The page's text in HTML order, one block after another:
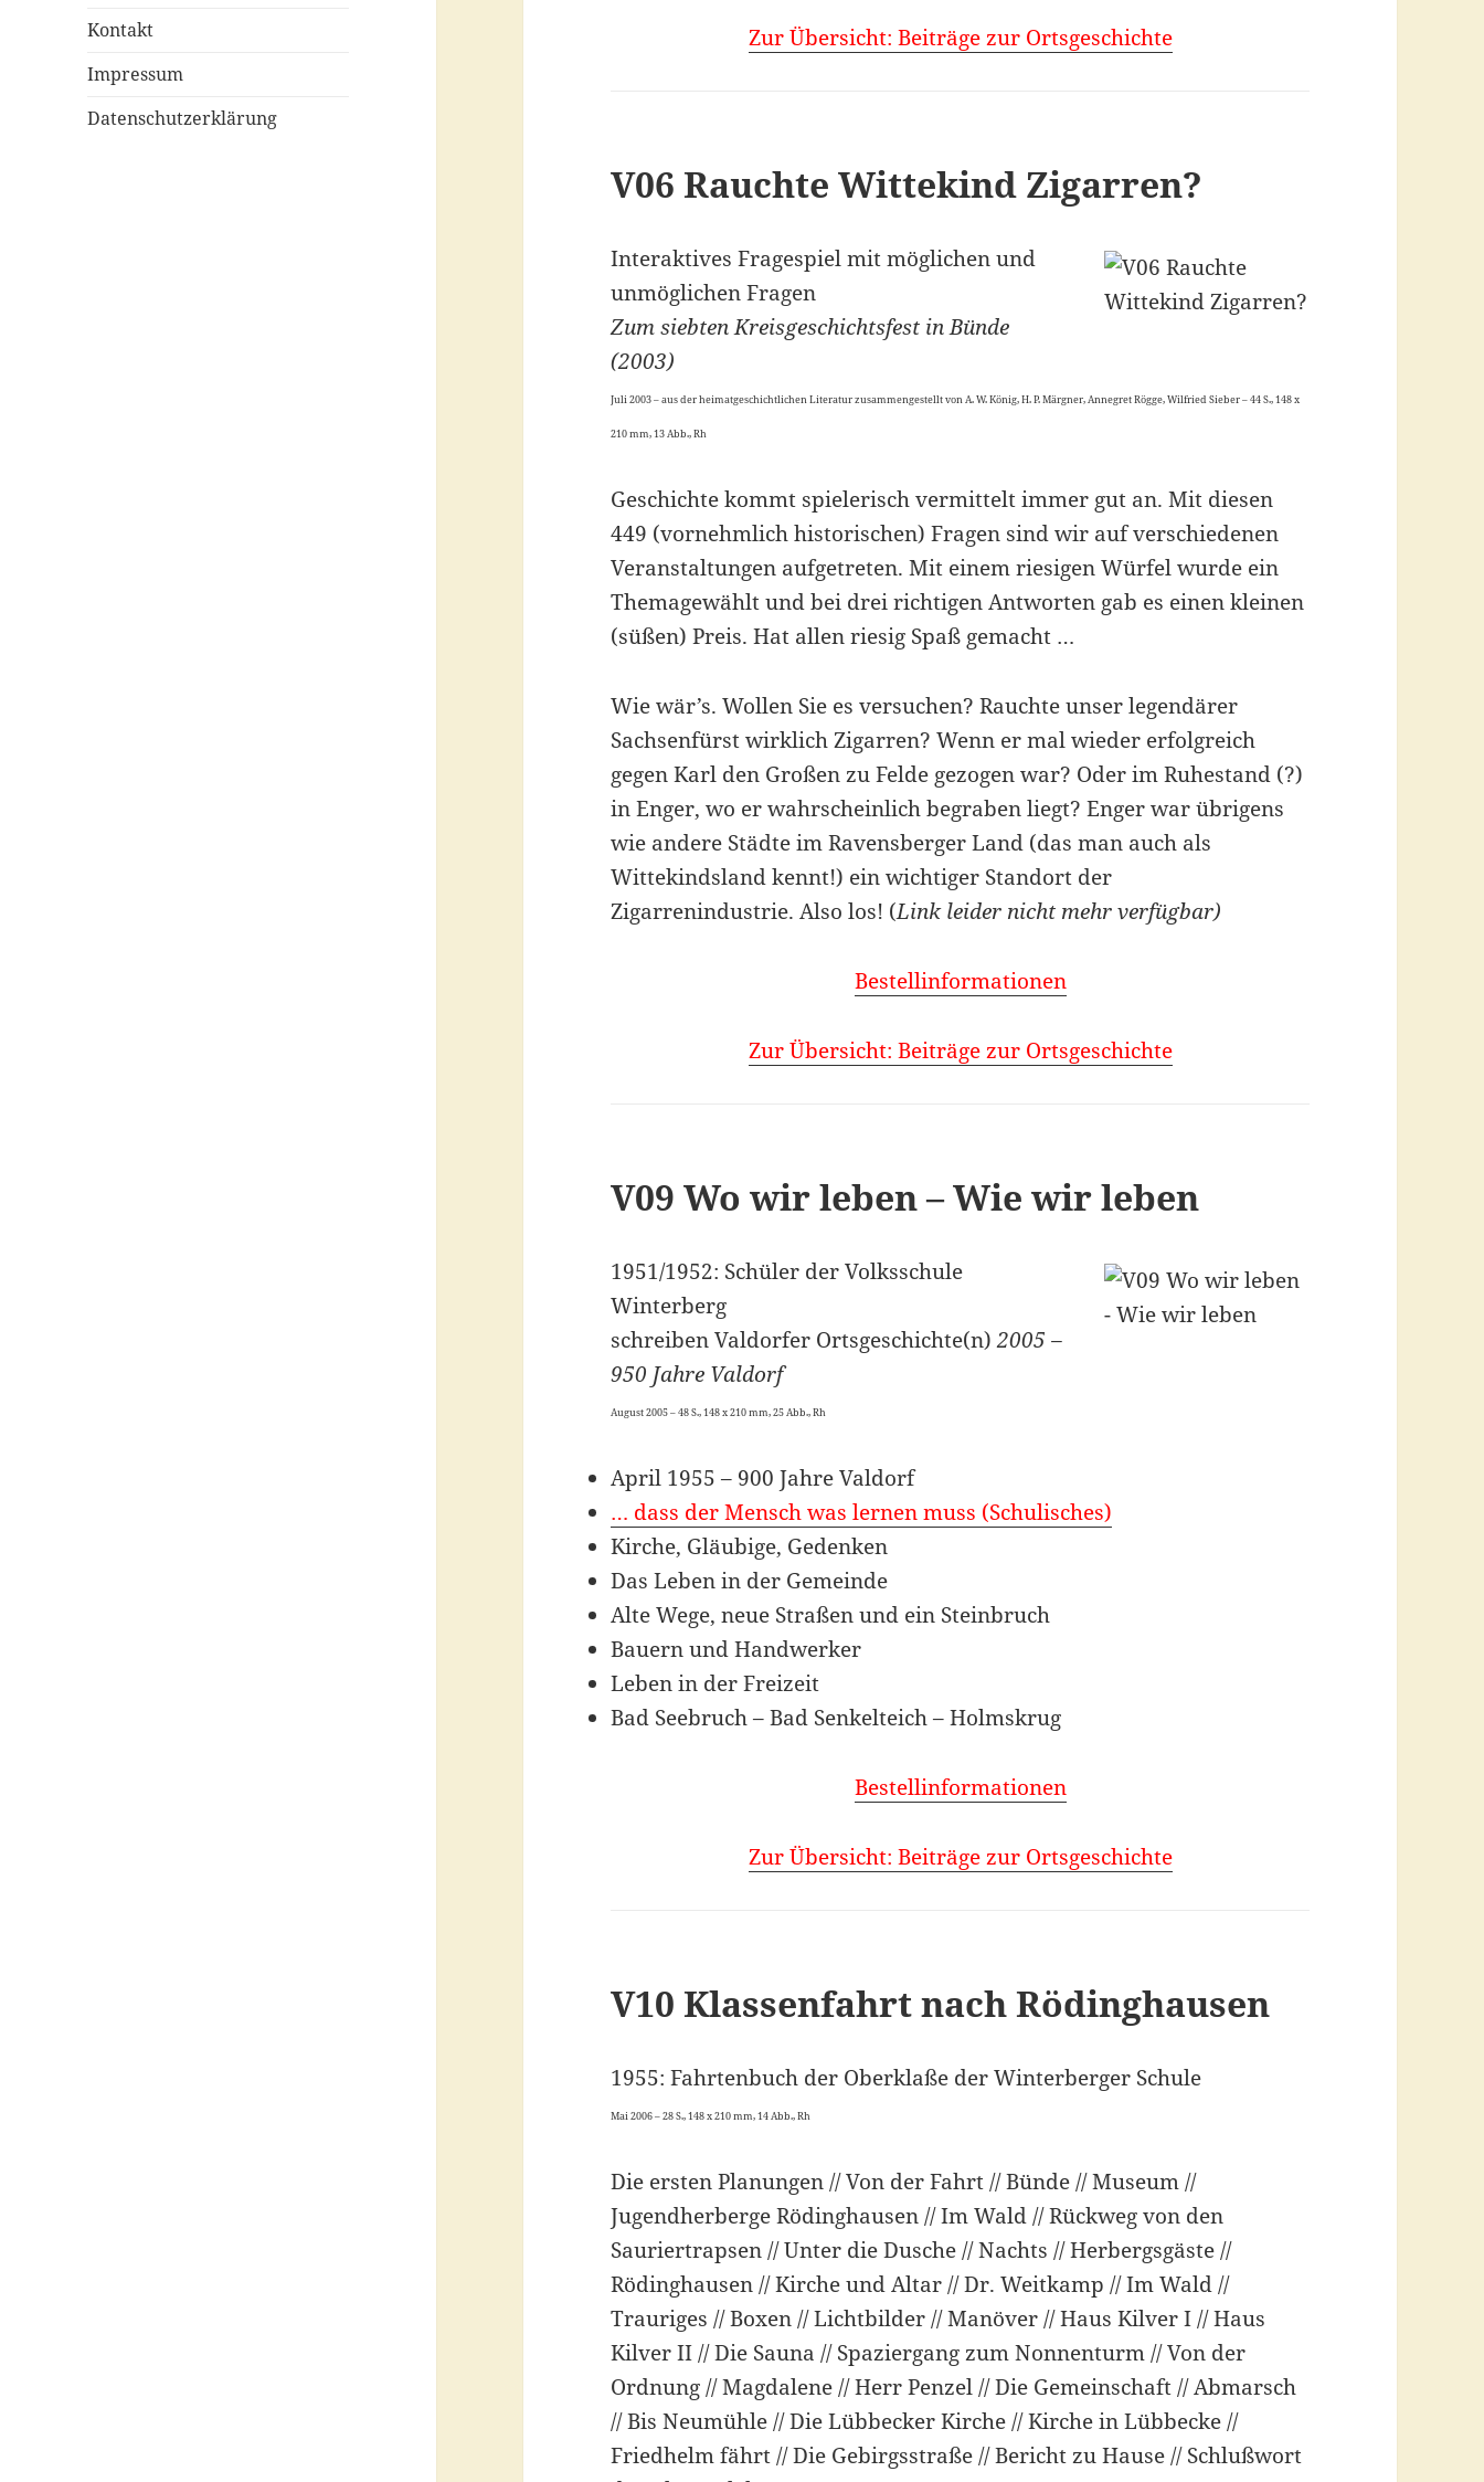
Kontakt
Impressum
Datenschutzerklärung
Zur Übersicht: Beiträge zur Ortsgeschichte
V06 Rauchte Wittekind Zigarren?
Interaktives Fragespiel mit möglichen und
unmöglichen Fragen
Zum siebten Kreisgeschichtsfest in Bünde
(2003)
Juli 2003 – aus der heimatgeschichtlichen Literatur zusammengestellt von A. W. König, H. P. Märgner, Annegret Rögge, Wilfried Sieber – 44 S., 148 x
210 mm, 13 Abb., Rh
Geschichte kommt spielerisch vermittelt immer gut an. Mit diesen
449 (vornehmlich historischen) Fragen sind wir auf verschiedenen
Veranstaltungen aufgetreten. Mit einem riesigen Würfel wurde ein
Themagewählt und bei drei richtigen Antworten gab es einen kleinen
(süßen) Preis. Hat allen riesig Spaß gemacht …
Wie wär’s. Wollen Sie es versuchen? Rauchte unser legendärer
Sachsenfürst wirklich Zigarren? Wenn er mal wieder erfolgreich
gegen Karl den Großen zu Felde gezogen war? Oder im Ruhestand (?)
in Enger, wo er wahrscheinlich begraben liegt? Enger war übrigens
wie andere Städte im Ravensberger Land (das man auch als
Wittekindsland kennt!) ein wichtiger Standort der
Zigarrenindustrie. Also los! (Link leider nicht mehr verfügbar)
Bestellinformationen
Zur Übersicht: Beiträge zur Ortsgeschichte
V09 Wo wir leben – Wie wir leben
1951/1952: Schüler der Volksschule
Winterberg
schreiben Valdorfer Ortsgeschichte(n)2005 –
950 Jahre Valdorf
August 2005 – 48 S., 148 x 210 mm, 25 Abb., Rh
April 1955 – 900 Jahre Valdorf
… dass der Mensch was lernen muss (Schulisches)
Kirche, Gläubige, Gedenken
Das Leben in der Gemeinde
Alte Wege, neue Straßen und ein Steinbruch
Bauern und Handwerker
Leben in der Freizeit
Bad Seebruch – Bad Senkelteich – Holmskrug
Bestellinformationen
Zur Übersicht: Beiträge zur Ortsgeschichte
V10 Klassenfahrt nach Rödinghausen
1955: Fahrtenbuch der Oberklaße der Winterberger Schule
Mai 2006 – 28 S., 148 x 210 mm, 14 Abb., Rh
Die ersten Planungen // Von der Fahrt // Bünde // Museum //
Jugendherberge Rödinghausen // Im Wald // Rückweg von den
Sauriertrapsen // Unter die Dusche // Nachts // Herbergsgäste //
Rödinghausen // Kirche und Altar // Dr. Weitkamp // Im Wald //
Trauriges // Boxen // Lichtbilder // Manöver // Haus Kilver I // Haus
Kilver II // Die Sauna // Spaziergang zum Nonnenturm // Von der
Ordnung // Magdalene // Herr Penzel // Die Gemeinschaft // Abmarsch
// Bis Neumühle // Die Lübbecker Kirche // Kirche in Lübbecke //
Friedhelm fährt // Die Gebirgsstraße // Bericht zu Hause // Schlußwort